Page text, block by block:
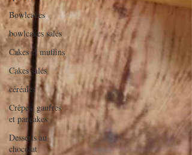
Bowlcakes
bowlcakes salés
Cakes et muffins
Cakes salés
céréales
Crêpes, gaufres
et pancakes
Desserts au
chocolat